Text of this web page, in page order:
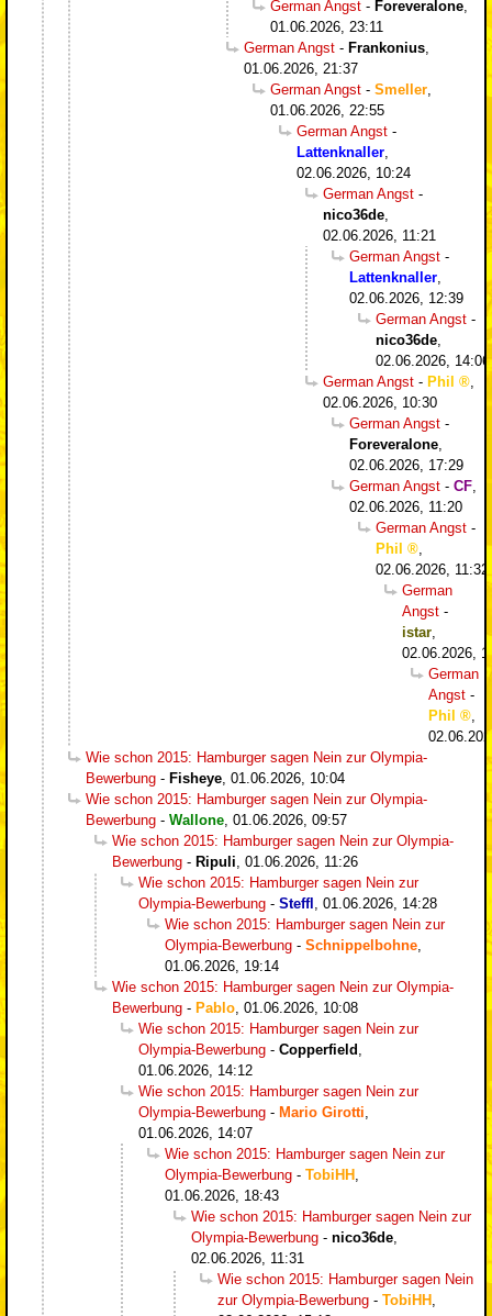
German Angst - Foreveralone
01.06.2026, 23:11
German Angst - Frankonius
01.06.2026, 21:37
German Angst - Smeller
01.06.2026, 22:55
German Angst -
Lattenknaller
02.06.2026, 10:24
German Angst -
nico36de
02.06.2026, 11:21
German Angst -
Lattenknaller
02.06.2026, 12:39
German Angst -
nico36de
02.06.2026, 14:06
German Angst - Phil
02.06.2026, 10:30
German Angst -
Foreveralone
02.06.2026, 17:29
German Angst - CF
02.06.2026, 11:20
German Angst -
Phil
02.06.2026, 11:32
German
Angst -
istar
02.06.2026,
German
Angst -
Phil
Wie schon 2015: Hamburger sagen Nein zur Olympia-
Bewerbung - Fisheye 01.06.2026, 10:04
Wie schon 2015: Hamburger sagen Nein zur Olympia-
Bewerbung - Wallone 01.06.2026, 09:57
Wie schon 2015: Hamburger sagen Nein zur Olympia-
Bewerbung - Ripuli 01.06.2026, 11:26
Wie schon 2015: Hamburger sagen Nein zur
Olympia-Bewerbung - Steffl 01.06.2026, 14:28
Wie schon 2015: Hamburger sagen Nein zur
Olympia-Bewerbung - Schnippelbohne
01.06.2026, 19:14
Wie schon 2015: Hamburger sagen Nein zur Olympia-
Bewerbung - Pablo 01.06.2026, 10:08
Wie schon 2015: Hamburger sagen Nein zur
Olympia-Bewerbung - Copperfield
01.06.2026, 14:12
Wie schon 2015: Hamburger sagen Nein zur
Olympia-Bewerbung - Mario Girotti
01.06.2026, 14:07
Wie schon 2015: Hamburger sagen Nein zur
Olympia-Bewerbung - TobiHH
01.06.2026, 18:43
Wie schon 2015: Hamburger sagen Nein zur
Olympia-Bewerbung - nico36de
02.06.2026, 11:31
Wie schon 2015: Hamburger sagen Nein
zur Olympia-Bewerbung - TobiHH